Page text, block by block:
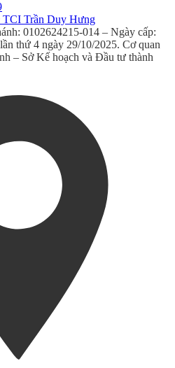
Trần Duy Hưng
0102624215-014 – Ngày cấp:
thứ 4 ngày 29/10/2025. Cơ quan
– Sở Kế hoạch và Đầu tư thành